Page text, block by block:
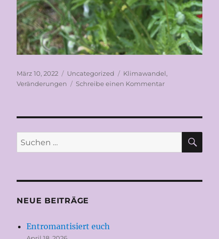
Veröffentlicht
am
März 10, 2022 Kategorien
Uncategorized Schlagwörter
Klimawandel,
Veränderungen
Schreibe einen Kommentarzu
Suchen
nach:
NEUE BEITRÄGE
Entromantisiert euch